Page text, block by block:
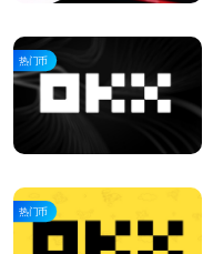
热门币
热门币